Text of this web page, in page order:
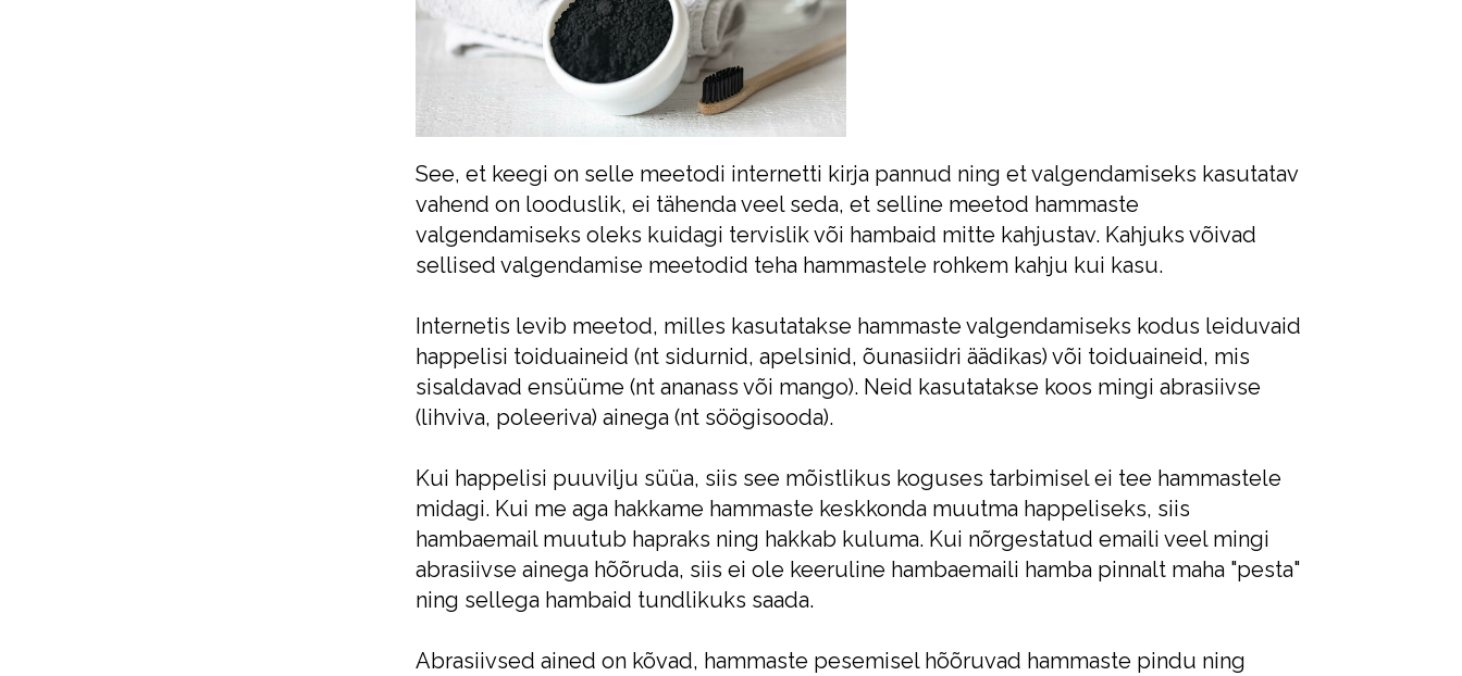
See, et keegi on selle meetodi internetti kirja pannud ning et valgendamiseks kasutatav
vahend on looduslik, ei tähenda veel seda, et selline meetod hammaste
valgendamiseks oleks kuidagi tervislik või hambaid mitte kahjustav. Kahjuks võivad
sellised valgendamise meetodid teha hammastele rohkem kahju kui kasu.
Internetis levib meetod, milles kasutatakse hammaste valgendamiseks kodus leiduvaid
happelisi toiduaineid (nt sidurnid, apelsinid, õunasiidri äädikas) või toiduaineid, mis
sisaldavad ensüüme (nt ananass või mango). Neid kasutatakse koos mingi abrasiivse
(lihviva, poleeriva) ainega (nt söögisooda).
Kui happelisi puuvilju süüa, siis see mõistlikus koguses tarbimisel ei tee hammastele
midagi. Kui me aga hakkame hammaste keskkonda muutma happeliseks, siis
hambaemail muutub hapraks ning hakkab kuluma. Kui nõrgestatud emaili veel mingi
abrasiivse ainega hõõruda, siis ei ole keeruline hambaemaili hamba pinnalt maha "pesta"
ning sellega hambaid tundlikuks saada.
Abrasiivsed ained on kõvad, hammaste pesemisel hõõruvad hammaste pindu ning